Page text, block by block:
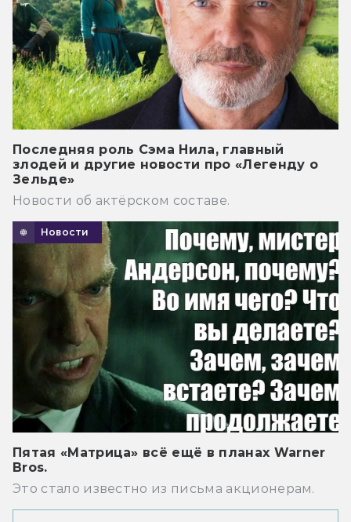
Последняя роль Сэма Нила, главный
злодей и другие новости про «Легенду о
Зельде»
Новости об актёрском составе.
Новости
Пятая «Матрица» всё ещё в планах Warner
Bros.
Это стало известно из письма акционерам.